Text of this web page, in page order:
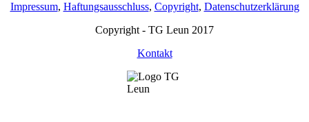
Impressum, Haftungsausschluss, Copyright, Datenschutzerklärung
Copyright - TG Leun 2017
Kontakt